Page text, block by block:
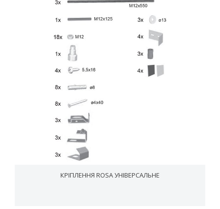
КРІПЛЕННЯ ROSA УНІВЕРСАЛЬНЕ